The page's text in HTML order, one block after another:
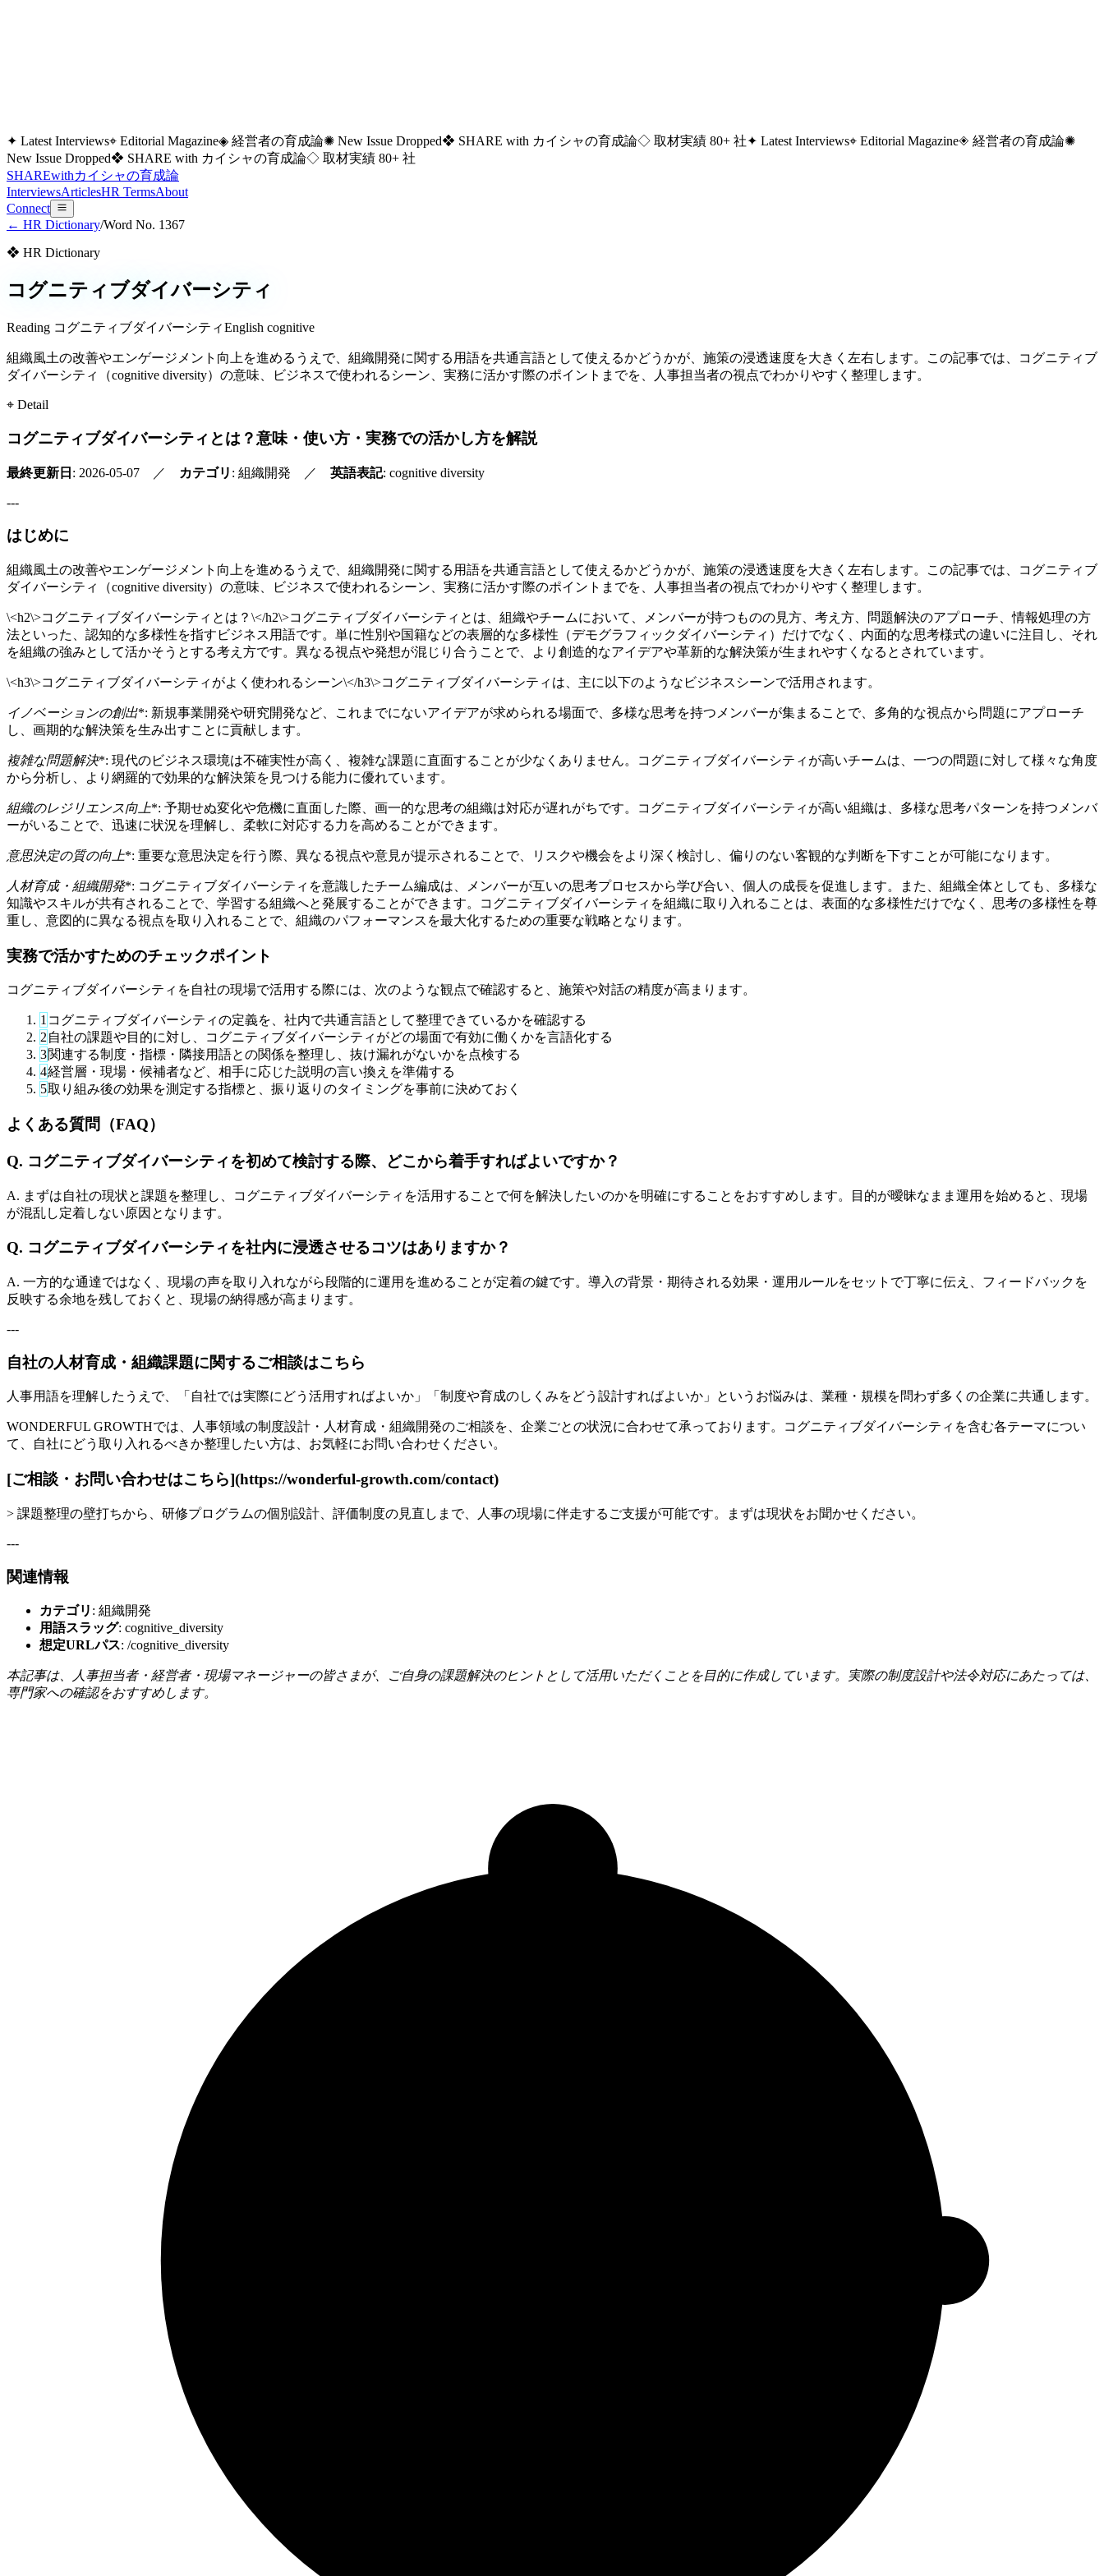
✦ Latest Interviews⌖ Editorial Magazine◈ 経営者の育成論✺ New Issue Dropped❖ SHARE with カイシャの育成論◇ 取材実績 80+ 社✦ Latest Interviews⌖ Editorial Magazine◈ 経営者の育成論✺
New Issue Dropped❖ SHARE with カイシャの育成論◇ 取材実績 80+ 社
SHAREwithカイシャの育成論
InterviewsArticlesHR TermsAbout
Connect
← HR Dictionary/Word No. 1367
❖ HR Dictionary
コグニティブダイバーシティ
Reading コグニティブダイバーシティEnglish cognitive
組織風土の改善やエンゲージメント向上を進めるうえで、組織開発に関する用語を共通言語として使えるかどうかが、施策の浸透速度を大きく左右します。この記事では、コグニティブ
ダイバーシティ（cognitive diversity）の意味、ビジネスで使われるシーン、実務に活かす際のポイントまでを、人事担当者の視点でわかりやすく整理します。
⌖ Detail
コグニティブダイバーシティとは？意味・使い方・実務での活かし方を解説
最終更新日 : 2026-05-07 ／ カテゴリ : 組織開発 ／ 英語表記: cognitive diversity
---
はじめに
組織風土の改善やエンゲージメント向上を進めるうえで、組織開発に関する用語を共通言語として使えるかどうかが、施策の浸透速度を大きく左右します。この記事では、コグニティブ
ダイバーシティ（cognitive diversity）の意味、ビジネスで使われるシーン、実務に活かす際のポイントまでを、人事担当者の視点でわかりやすく整理します。
\<h2\>コグニティブダイバーシティとは？\</h2\>コグニティブダイバーシティとは、組織やチームにおいて、メンバーが持つものの見方、考え方、問題解決のアプローチ、情報処理の方
法といった、認知的な多様性を指すビジネス用語です。単に性別や国籍などの表層的な多様性（デモグラフィックダイバーシティ）だけでなく、内面的な思考様式の違いに注目し、それ
を組織の強みとして活かそうとする考え方です。異なる視点や発想が混じり合うことで、より創造的なアイデアや革新的な解決策が生まれやすくなるとされています。
\<h3\>コグニティブダイバーシティがよく使われるシーン\</h3\>コグニティブダイバーシティは、主に以下のようなビジネスシーンで活用されます。
イノベーションの創出*: 新規事業開発や研究開発など、これまでにないアイデアが求められる場面で、多様な思考を持つメンバーが集まることで、多角的な視点から問題にアプローチ
し、画期的な解決策を生み出すことに貢献します。
複雑な問題解決*: 現代のビジネス環境は不確実性が高く、複雑な課題に直面することが少なくありません。コグニティブダイバーシティが高いチームは、一つの問題に対して様々な角度
から分析し、より網羅的で効果的な解決策を見つける能力に優れています。
組織のレジリエンス向上*: 予期せぬ変化や危機に直面した際、画一的な思考の組織は対応が遅れがちです。コグニティブダイバーシティが高い組織は、多様な思考パターンを持つメンバ
ーがいることで、迅速に状況を理解し、柔軟に対応する力を高めることができます。
意思決定の質の向上*: 重要な意思決定を行う際、異なる視点や意見が提示されることで、リスクや機会をより深く検討し、偏りのない客観的な判断を下すことが可能になります。
人材育成・組織開発*: コグニティブダイバーシティを意識したチーム編成は、メンバーが互いの思考プロセスから学び合い、個人の成長を促進します。また、組織全体としても、多様な
知識やスキルが共有されることで、学習する組織へと発展することができます。コグニティブダイバーシティを組織に取り入れることは、表面的な多様性だけでなく、思考の多様性を尊
重し、意図的に異なる視点を取り入れることで、組織のパフォーマンスを最大化するための重要な戦略となります。
実務で活かすためのチェックポイント
コグニティブダイバーシティを自社の現場で活用する際には、次のような観点で確認すると、施策や対話の精度が高まります。
1 コグニティブダイバーシティの定義を、社内で共通言語として整理できているかを確認する
2自社の課題や目的に対し、コグニティブダイバーシティがどの場面で有効に働くかを言語化する
3関連する制度・指標・隣接用語との関係を整理し、抜け漏れがないかを点検する
4経営層・現場・候補者など、相手に応じた説明の言い換えを準備する
5取り組み後の効果を測定する指標と、振り返りのタイミングを事前に決めておく
よくある質問（FAQ）
Q. コグニティブダイバーシティを初めて検討する際、どこから着手すればよいですか？
A. まずは自社の現状と課題を整理し、コグニティブダイバーシティを活用することで何を解決したいのかを明確にすることをおすすめします。目的が曖昧なまま運用を始めると、現場
が混乱し定着しない原因となります。
Q. コグニティブダイバーシティを社内に浸透させるコツはありますか？
A. 一方的な通達ではなく、現場の声を取り入れながら段階的に運用を進めることが定着の鍵です。導入の背景・期待される効果・運用ルールをセットで丁寧に伝え、フィードバックを
反映する余地を残しておくと、現場の納得感が高まります。
---
自社の人材育成・組織課題に関するご相談はこちら
人事用語を理解したうえで、「自社では実際にどう活用すればよいか」「制度や育成のしくみをどう設計すればよいか」というお悩みは、業種・規模を問わず多くの企業に共通します。
WONDERFUL GROWTHでは、人事領域の制度設計・人材育成・組織開発のご相談を、企業ごとの状況に合わせて承っております。コグニティブダイバーシティを含む各テーマについ
て、自社にどう取り入れるべきか整理したい方は、お気軽にお問い合わせください。
[ご相談・お問い合わせはこちら](https://wonderful-growth.com/contact)
> 課題整理の壁打ちから、研修プログラムの個別設計、評価制度の見直しまで、人事の現場に伴走するご支援が可能です。まずは現状をお聞かせください。
---
関連情報
カテゴリ : 組織開発
用語スラッグ: cognitive_diversity
想定URLパス: /cognitive_diversity
本記事は、人事担当者・経営者・現場マネージャーの皆さまが、ご自身の課題解決のヒントとして活用いただくことを目的に作成しています。実際の制度設計や法令対応にあたっては、
専門家への確認をおすすめします。